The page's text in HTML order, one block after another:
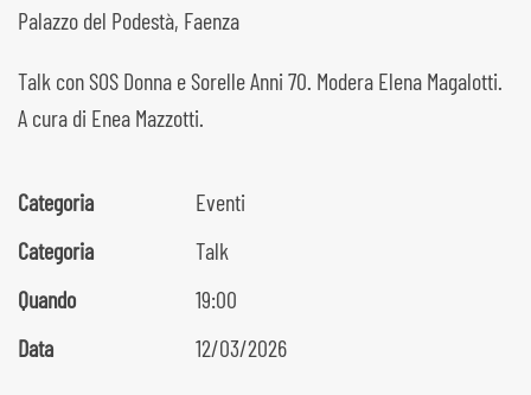
Palazzo del Podestà, Faenza
Talk con SOS Donna e Sorelle Anni 70. Modera Elena Magalotti.
A cura di Enea Mazzotti.
Categoria
Eventi
Categoria
Talk
Quando
19:00
Data
12/03/2026